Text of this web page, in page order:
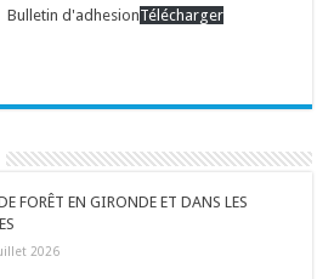
Bulletin d'adhesionTélécharger
FORÊT EN GIRONDE ET DANS LES
2026